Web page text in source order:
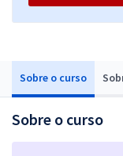
Sobre o curso
Sobre o curso